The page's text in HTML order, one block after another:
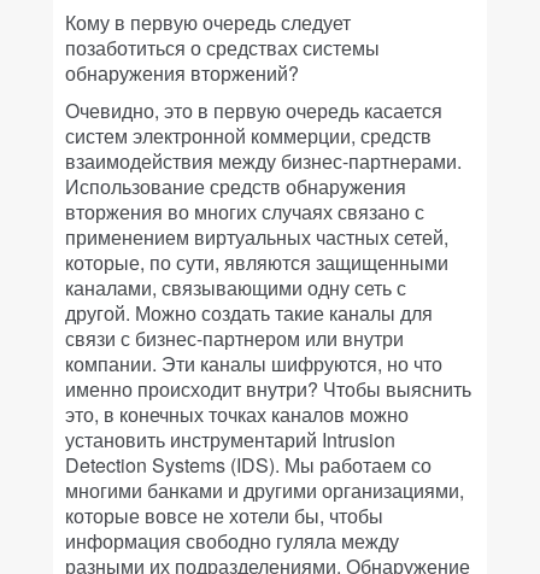
Кому в первую очередь следует
позаботиться о средствах системы
обнаружения вторжений?
Очевидно, это в первую очередь касается
систем электронной коммерции, средств
взаимодействия между бизнес-партнерами.
Использование средств обнаружения
вторжения во многих случаях связано с
применением виртуальных частных сетей,
которые, по сути, являются защищенными
каналами, связывающими одну сеть с
другой. Можно создать такие каналы для
связи с бизнес-партнером или внутри
компании. Эти каналы шифруются, но что
именно происходит внутри? Чтобы выяснить
это, в конечных точках каналов можно
установить инструментарий Intrusion
Detection Systems (IDS). Мы работаем со
многими банками и другими организациями,
которые вовсе не хотели бы, чтобы
информация свободно гуляла между
разными их подразделениями. Обнаружение